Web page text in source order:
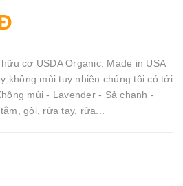
cơ USDA Organic. Made in USA
không mùi tuy nhiên chúng tôi có tới
mùi - Lavender - Sả chanh -
gội, rửa tay, rửa...